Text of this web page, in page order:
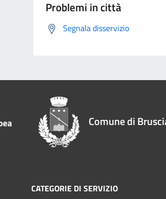
Problemi in città
Segnala disservizio
Comune di
CATEGORIE DI SERVIZIO